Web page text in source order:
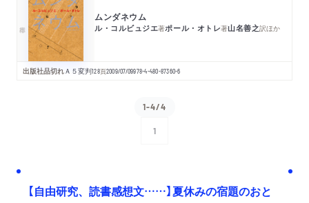
ムンダネウム
ル・コルビュジエ著ポール・オトレ著山名善之訳ほか
出版社品切れＡ５変判128頁2009/07/09978-4-480-87360-6
1-4/4
1
【自由研究、読書感想文……】夏休みの宿題のおと